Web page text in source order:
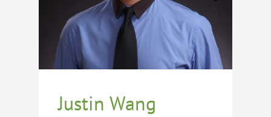
技巧，提升成绩表现。其严谨而富有
启发性的教学风格深受学生与家长认
可，帮助众多学生在学术能力与标准
化考试中取得优异成果。
Justin Wang